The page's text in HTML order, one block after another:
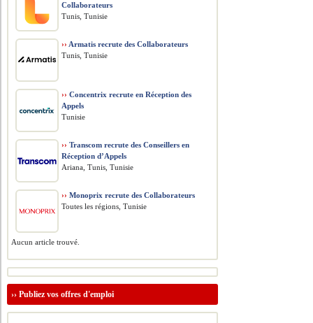
Collaborateurs
Tunis, Tunisie
›› Armatis recrute des Collaborateurs
Tunis, Tunisie
›› Concentrix recrute en Réception des
Appels
Tunisie
›› Transcom recrute des Conseillers en
Réception d’Appels
Ariana, Tunis, Tunisie
›› Monoprix recrute des Collaborateurs
Toutes les régions, Tunisie
Aucun article trouvé.
››Publiez vos offres d'emploi